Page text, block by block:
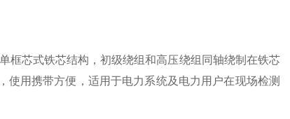
芯式铁芯结构，初级绕组和高压绕组同轴绕制在铁芯
使用携带方便，适用于电力系统及电力用户在现场检测